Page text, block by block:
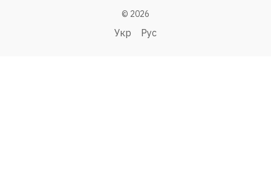
© 2026
Укр Рус